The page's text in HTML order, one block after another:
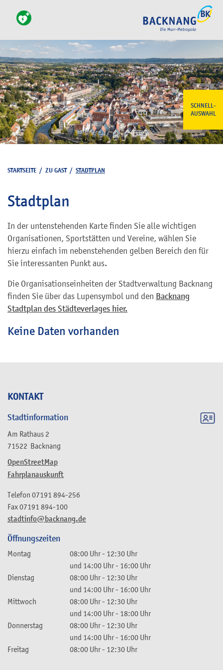
SCHNELL-
AUSWAHL
KONTAKT
Stadtinformation
Am Rathaus 2
71522 Backnang
OpenStreetMap
Fahrplanauskunft
stadtinfo@backnang.de
Telefon 07191 894-256
Fax07191 894-100
Öffnungszeiten
Montag 08:00 Uhr- 12:30 Uhr
und 14:00 Uhr- 16:00 Uhr
Dienstag
08:00 Uhr- 12:30 Uhr
und 14:00 Uhr- 16:00 Uhr
Mittwoch
08:00 Uhr- 12:30 Uhr
und 14:00 Uhr- 18:00 Uhr
Donnerstag
08:00 Uhr- 12:30 Uhr
und 14:00 Uhr- 16:00 Uhr
Freitag
08:00 Uhr- 12:30 Uhr
STARTSEITE / ZU GAST/ STADTPLAN
Stadtplan
In der untenstehenden Karte finden Sie alle wichtigen
Organisationen, Sportstätten und Vereine, wählen Sie
hierzu einfach im nebenstehenden gelben Bereich den für
Sie interessanten Punkt aus.
Die Organisationseinheiten der Stadtverwaltung Backnang
finden Sie über das Lupensymbol und den Backnang
Stadtplan des Städteverlages hier.
Keine Daten vorhanden